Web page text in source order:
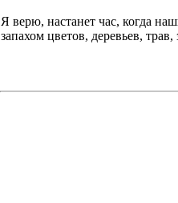
Я верю, настанет час, когда
запахом цветов, деревьев,